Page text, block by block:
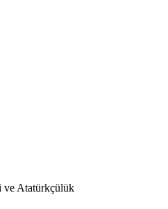
ve Atatürkçülük